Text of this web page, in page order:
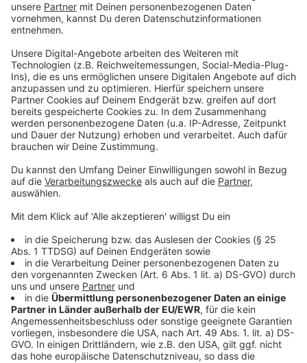
Nutzung des Service zu, um dieses
Video anzusehen.
Mehr Informationen
Akzeptieren
powered byUsercentrics Consent
Management Platform
Ferry plant nicht lange, er macht. Und so wechseln
sich Siege und Niederlagen in seinem Leben
regelmäßig ab. Und dabei riskiert er nicht selten sein
eigenes Leben.
Anzeige
©Copyright: Netflix
Ferry und die Liebe seines Lebens - Danielle.
Anzeige
©Copyright: Netflix
Ferry vertraut nur seinen Jungs. Und die stehen hinter
ihm.